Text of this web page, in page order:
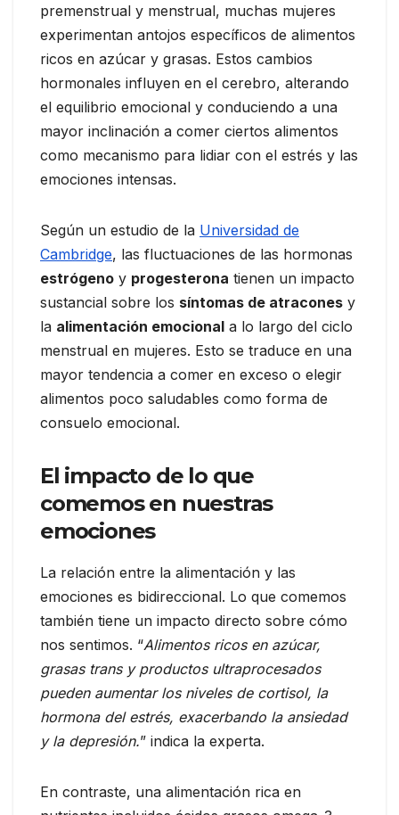
premenstrual y menstrual, muchas mujeres
experimentan antojos específicos de alimentos
ricos en azúcar y grasas. Estos cambios
hormonales influyen en el cerebro, alterando
el equilibrio emocional y conduciendo a una
mayor inclinación a comer ciertos alimentos
como mecanismo para lidiar con el estrés y las
emociones intensas.
Según un estudio de la Universidad de
Cambridge, las fluctuaciones de las hormonas
estrógeno y progesterona tienen un impacto
sustancial sobre los síntomas de atracones y
la alimentación emocional a lo largo del ciclo
menstrual en mujeres. Esto se traduce en una
mayor tendencia a comer en exceso o elegir
alimentos poco saludables como forma de
consuelo emocional.
El impacto de lo que
comemos en nuestras
emociones
La relación entre la alimentación y las
emociones es bidireccional. Lo que comemos
también tiene un impacto directo sobre cómo
nos sentimos. “Alimentos ricos en azúcar,
grasas trans y productos ultraprocesados
pueden aumentar los niveles de cortisol, la
hormona del estrés, exacerbando la ansiedad
y la depresión.” indica la experta.
En contraste, una alimentación rica en